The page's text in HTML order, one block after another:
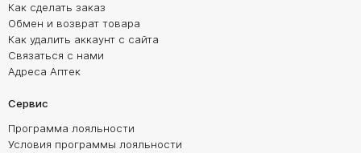
Как сделать заказ
Обмен и возврат товара
Как удалить аккаунт с сайта
Связаться с нами
Адреса Аптек
Сервис
Программа лояльности
Условия программы лояльности